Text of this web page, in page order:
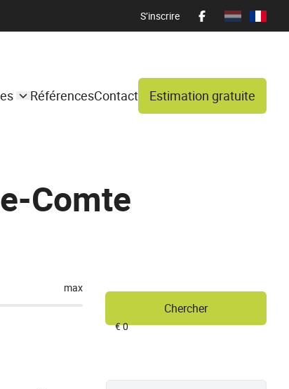
S’inscrire
RéférencesContact Estimation gratuite
Comte
max
Chercher